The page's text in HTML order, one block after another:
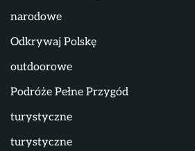
narodowe
Odkrywaj Polskę
outdoorowe
Podróże Pełne Przygód
turystyczne
turystyczne